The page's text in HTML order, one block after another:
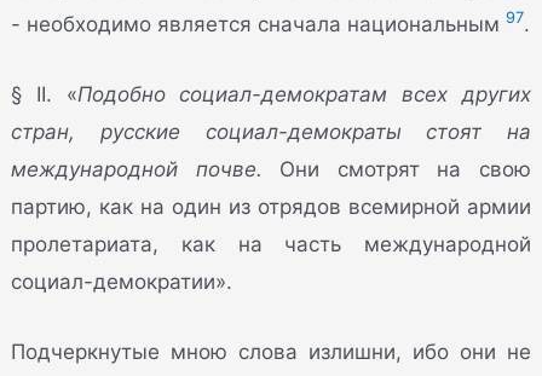
- необходимо является сначала национальным97.
§ II. «Подобно социал-демократам всех других
стран, русские социал-демократы стоят на
международной почве. Они смотрят на свою
партию, как на один из отрядов всемирной армии
пролетариата, как на часть международной
социал-демократии».
Подчеркнутые мною слова излишни, ибо они не